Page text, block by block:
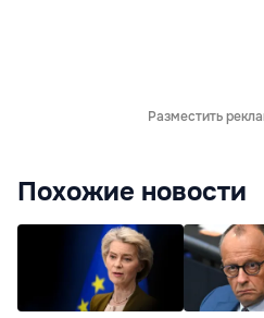
Разместить
Похожие новости